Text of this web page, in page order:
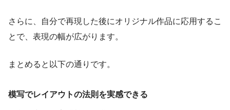
さらに、自分で再現した後にオリジナル作品に応用するこ
とで、表現の幅が広がります。
まとめると以下の通りです。
模写でレイアウトの法則を実感できる